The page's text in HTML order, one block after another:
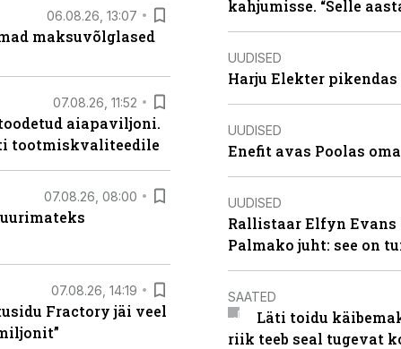
06.08.26, 13:07
maksuvõlglased
07.08.26, 11:52
aiapaviljoni.
tootmiskvaliteedile
07.08.26, 08:00
07.08.26, 14:19
Fractory jäi veel
kahjumisse. “Selle
UUDISED
Harju Elekter
UUDISED
Enefit avas Poolas
UUDISED
Rallistaar Elfyn
Palmako juht: see on
SAATED
Läti toidu
riik teeb seal tugevat